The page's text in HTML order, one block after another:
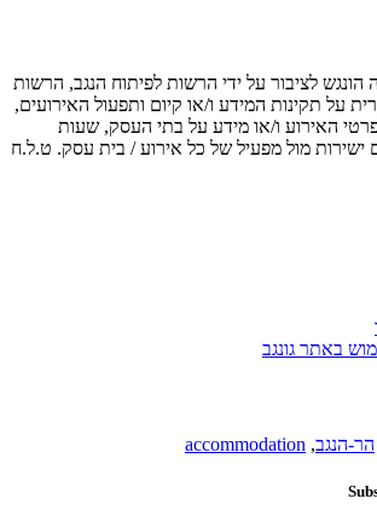
הונגש לציבור על ידי הרשות לפיתוח הנגב, הרשות
על תקינות המידע ו/או קיום ותפעול האירועים,
האירוע ו/או מידע על בתי העסק, שעות
ישירות מול מפעיל של כל אירוע / בית עסק. ט.ל.ח
באתר גונגב
הר-הנגב,
accommodation